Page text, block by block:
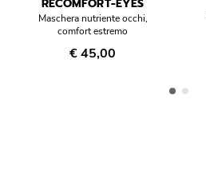
RECOMFORT-EYES
Maschera nutriente occhi,
comfort estremo
€ 45,00